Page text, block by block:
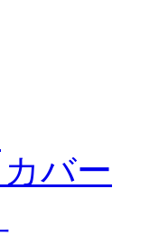
バー